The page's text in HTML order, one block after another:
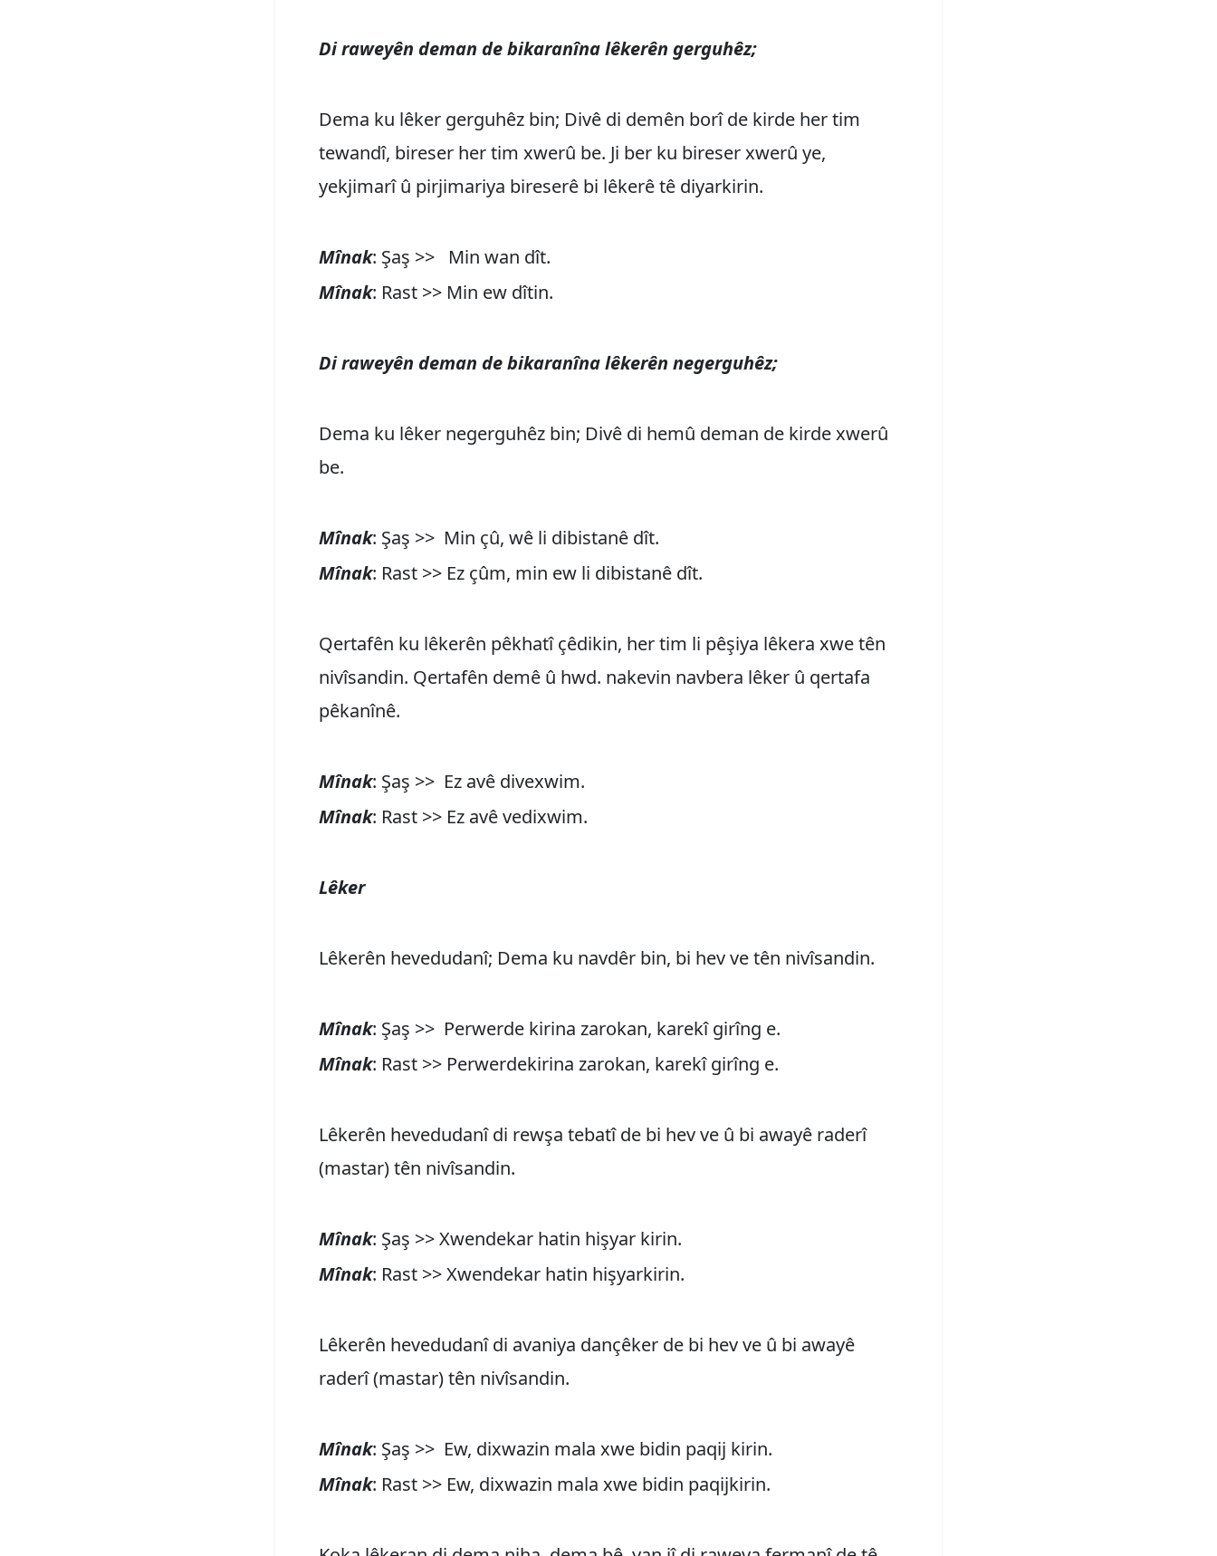
Di raweyên deman de bikaranîna lêkerên gerguhêz;
Dema ku lêker gerguhêz bin; Divê di demên borî de kirde her tim
tewandî, bireser her tim xwerû be. Ji ber ku bireser xwerû ye,
yekjimarî û pirjimariya bireserê bi lêkerê tê diyarkirin.
Mînak: Şaş >> Min wan dît.
Mînak: Rast >> Min ew dîtin.
Di raweyên deman de bikaranîna lêkerên negerguhêz;
Dema ku lêker negerguhêz bin; Divê di hemû deman de kirde xwerû
be.
Mînak: Şaş >> Min çû, wê li dibistanê dît.
Mînak: Rast >> Ez çûm, min ew li dibistanê dît.
Qertafên ku lêkerên pêkhatî çêdikin, her tim li pêşiya lêkera xwe tên
nivîsandin. Qertafên demê û hwd. nakevin navbera lêker û qertafa
pêkanînê.
Mînak: Şaş >> Ez avê divexwim.
Mînak: Rast >> Ez avê vedixwim.
Lêker
Lêkerên hevedudanî; Dema ku navdêr bin, bi hev ve tên nivîsandin.
Mînak: Şaş >> Perwerde kirina zarokan, karekî girîng e.
Mînak: Rast >> Perwerdekirina zarokan, karekî girîng e.
Lêkerên hevedudanî di rewşa tebatî de bi hev ve û bi awayê raderî
(mastar) tên nivîsandin.
Mînak: Şaş >> Xwendekar hatin hişyar kirin.
Mînak: Rast >> Xwendekar hatin hişyarkirin.
Lêkerên hevedudanî di avaniya dançêker de bi hev ve û bi awayê
raderî (mastar) tên nivîsandin.
Mînak: Şaş >> Ew, dixwazin mala xwe bidin paqij kirin.
Mînak: Rast >> Ew, dixwazin mala xwe bidin paqijkirin.